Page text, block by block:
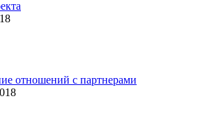
отношений с партнерами